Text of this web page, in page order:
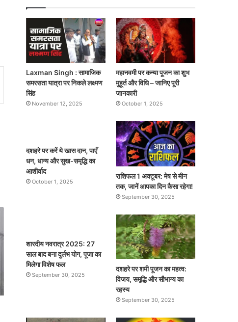
Laxman Singh : सामाजिक
समरसता यात्रा पर निकले लक्ष्मण
सिंह
November 12, 2025
महानवमी पर कन्या पूजन का शुभ
मुहूर्त और विधि – जानिए पूरी
जानकारी
October 1, 2025
दशहरे पर करें ये खास दान, पाएँ
धन, धान्य और सुख-समृद्धि का
आशीर्वाद
October 1, 2025
राशिफल 1 अक्टूबर: मेष से मीन
तक, जानें आपका दिन कैसा रहेगा!
September 30, 2025
शारदीय नवरात्र 2025: 27
साल बाद बना दुर्लभ योग, पूजा का
मिलेगा विशेष फल
September 30, 2025
दशहरे पर शमी पूजन का महत्व:
विजय, समृद्धि और सौभाग्य का
रहस्य
September 30, 2025